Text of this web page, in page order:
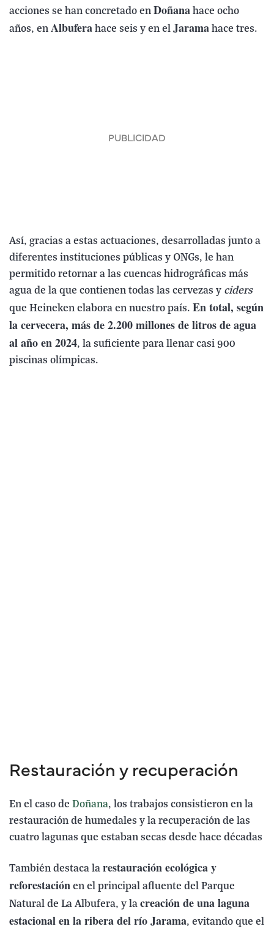
acciones se han concretado en Doñana hace ocho
años, en Albufera hace seis y en el Jarama hace tres.
Así, gracias a estas actuaciones, desarrolladas junto a
diferentes instituciones públicas y ONGs, le han
permitido retornar a las cuencas hidrográficas más
agua de la que contienen todas las cervezas y ciders
que Heineken elabora en nuestro país. En total, según
la cervecera, más de 2.200 millones de litros de agua
al año en 2024, la suficiente para llenar casi 900
piscinas olímpicas.
Restauración y recuperación
En el caso de Doñana, los trabajos consistieron en la
restauración de humedales y la recuperación de las
cuatro lagunas que estaban secas desde hace décadas
También destaca la restauración ecológica y
reforestación en el principal afluente del Parque
Natural de La Albufera, y la creación de una laguna
estacional en la ribera del río Jarama, evitando que el